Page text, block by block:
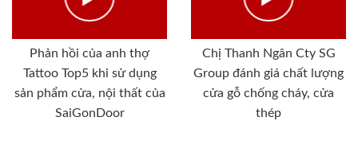
Phản hồi của anh thợ
Tattoo Top5 khi sử dụng
sản phẩm cửa, nội thất của
SaiGonDoor
Chị Thanh Ngân Cty SG
Group đánh giá chất lượng
cửa gỗ chống cháy, cửa
thép